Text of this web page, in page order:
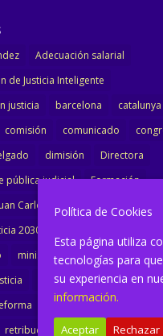
Adecuación salarial
de Justicia Inteligente
justicia
barcelona
catalunya
comisión comunicado
dimisión
Directora
pública judicial
Formación
Carlos Campo
Jurisprudencia
2030
ministerio
Ministra Justicia
modernización
noticias
reforma oficina
retribuciones reunión salarial
Política de Cookies
Esta página utiliza
tecnologías para
su experiencia en
información.
Aceptar Rechazar